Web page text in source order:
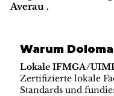
Averau .
Warum
Lokale IFMGA/
Zertifizierte lokale
Standards und